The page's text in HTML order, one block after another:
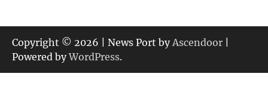
Copyright © 2026 | News Port byAscendoor
Powered byWordPress.